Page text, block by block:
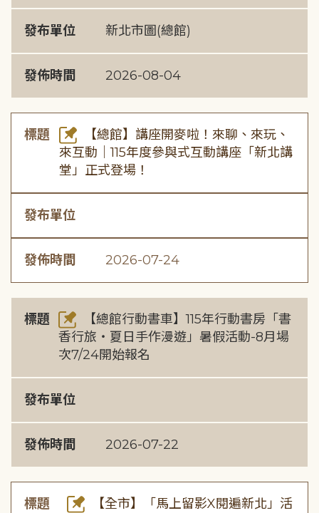
發布單位 新北市圖(總館)
發佈時間 2026-08-04
標題
【總館】講座開麥啦！來聊、來玩、
來互動｜115年度參與式互動講座「新北講
堂」正式登場！
發布單位
發佈時間 2026-07-24
標題
【總館行動書車】115年行動書房「書
香行旅・夏日手作漫遊」暑假活動-8月場
次7/24開始報名
發布單位
發佈時間 2026-07-22
標題
【全市】「馬上留影X閱遍新北」活